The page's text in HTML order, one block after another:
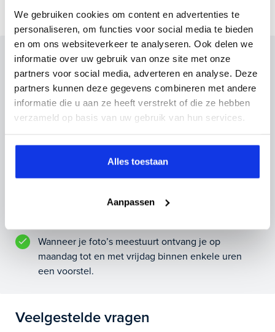
We gebruiken cookies om content en advertenties te
personaliseren, om functies voor social media te bieden
en om ons websiteverkeer te analyseren. Ook delen we
informatie over uw gebruik van onze site met onze
partners voor social media, adverteren en analyse. Deze
partners kunnen deze gegevens combineren met andere
informatie die u aan ze heeft verstrekt of die ze hebben
verzameld op basis van uw gebruik van hun services.
Alles toestaan
Aanpassen
Inruilvoorstel op deze auto?
Vul hier je gegevens in en vergeet niet foto's van je
inruilauto mee te sturen.
Inruilvoorstel aanvragen
Wanneer je foto’s meestuurt ontvang je op
maandag tot en met vrijdag binnen enkele uren
een voorstel.
Veelgestelde vragen